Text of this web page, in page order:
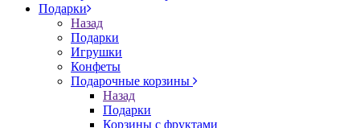
Подарки
Назад
Подарки
Игрушки
Конфеты
Подарочные корзины
Назад
Подарки
Корзины с фруктами